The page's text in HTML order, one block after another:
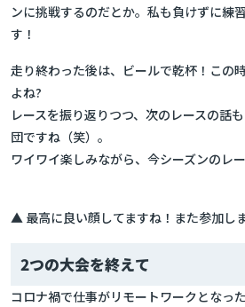
ンに挑戦するのだとか。私も負けずに練
す！
走り終わった後は、ビールで乾杯！この
よね?
レースを振り返りつつ、次のレースの話
団ですね（笑）。
ワイワイ楽しみながら、今シーズンのレ
▲ 最高に良い顔してますね！また参加し
2つの大会を終えて
コロナ禍で仕事がリモートワークとなっ